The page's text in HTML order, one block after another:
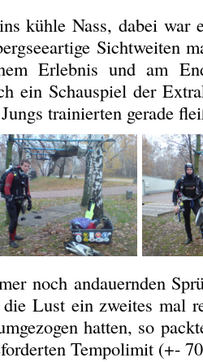
kühle Nass, dabei war
Sichtweiten
Erlebnis und am
ein Schauspiel der
trainierten gerade
noch andauernden
Lust ein zweites mal
hatten, so
Tempolimit (+-